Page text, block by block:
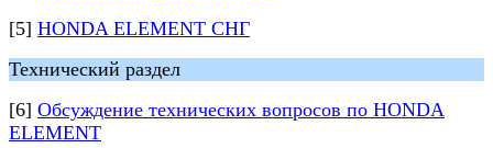
[5] HONDA ELEMENT СНГ
Технический раздел
[6] Обсуждение технических вопросов по HONDA
ELEMENT